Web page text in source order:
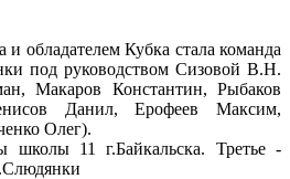
обладателем Кубка стала команда
под руководством Сизовой В.Н.
Макаров Константин, Рыбаков
Данил, Ерофеев Максим,
Олег).
школы 11 г.Байкальска. Третье -